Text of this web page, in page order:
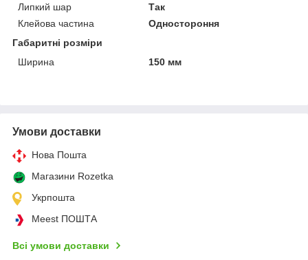
Липкий шар
Так
Клейова частина
Одностороння
Габаритні розміри
Ширина
150 мм
Умови доставки
Нова Пошта
Магазини Rozetka
Укрпошта
Meest ПОШТА
Всі умови доставки